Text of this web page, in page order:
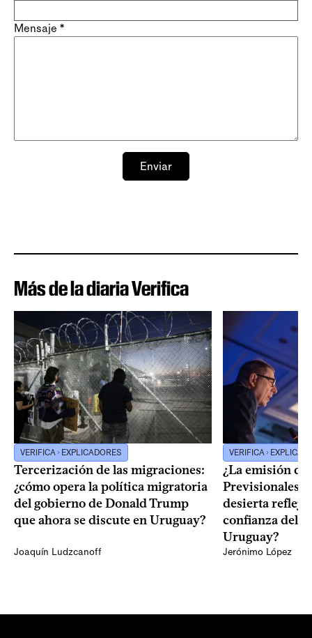
Mensaje *
Enviar
Más de la diaria Verifica
VERIFICA EXPLICADORES
Tercerización de las migraciones:
¿cómo opera la política migratoria
del gobierno de Donald Trump
que ahora se discute en Uruguay?
Joaquín Ludzcanoff
VERIFICA
¿La emisión
Previsionales
desierta refleja
confianza del
Uruguay?
Jerónimo López